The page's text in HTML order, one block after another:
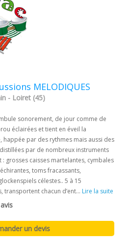
MELODIQUES
- Loiret (45)
sonorement, de jour comme de
éclairées et tient en éveil la
par des rythmes mais aussi des
par de nombreux instruments
grosses caisses martelantes, cymbales
toms fracassants,
célestes.. 5 à 15
transportent chacun d’ent... Lire la suite